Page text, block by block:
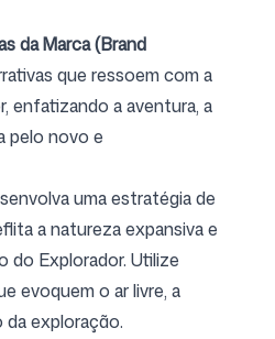
da Marca (Brand
que ressoem com a
enfatizando a aventura, a
pelo novo e
uma estratégia de
a natureza expansiva e
do Explorador. Utilize
evoquem o ar livre, a
da exploração.